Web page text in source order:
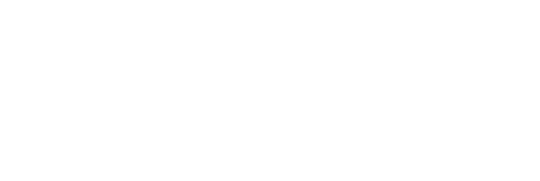
und im Roten Meer abtauchen! Kommt an Bord und lasst euch
Rotes Meer, Hurghada,